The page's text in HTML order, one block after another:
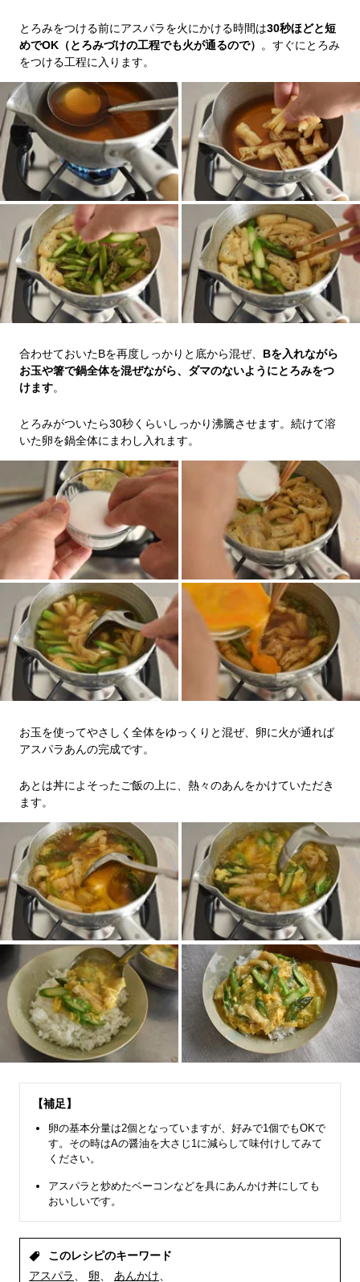
とろみをつける前にアスパラを火にかける時間は30秒ほどと短
めでOK（とろみづけの工程でも火が通るので） 。すぐにとろみ
をつける工程に入ります。
合わせておいたBを再度しっかりと底から混ぜ、 Bを入れながら
お玉や箸で鍋全体を混ぜながら、ダマのないようにとろみをつ
けます。
とろみがついたら30秒くらいしっかり沸騰させます。続けて溶
いた卵を鍋全体にまわし入れます。
お玉を使ってやさしく全体をゆっくりと混ぜ、卵に火が通れば
アスパラあんの完成です。
あとは丼によそったご飯の上に、熱々のあんをかけていただき
ます。
【補足】
卵の基本分量は2個となっていますが、好みで1個でもOKで
す。その時はAの醤油を大さじ1に減らして味付けしてみて
ください。
アスパラと炒めたベーコンなどを具にあんかけ丼にしても
おいしいです。
このレシピのキーワード
アスパラ
卵 あんかけ